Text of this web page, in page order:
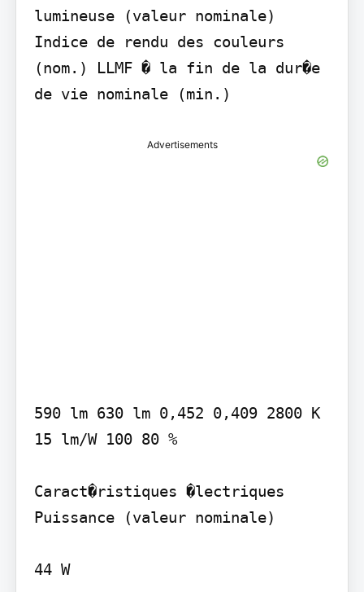
lumineuse (valeur nominale)
Indice de rendu des couleurs
(nom.) LLMF � la fin de la dur�e
de vie nominale (min.)
Advertisements
590 lm 630 lm 0,452 0,409 2800 K
15 lm/W 100 80 %
Caract�ristiques �lectriques
Puissance (valeur nominale)
44 W